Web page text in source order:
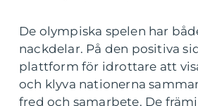
De olympiska spelen har
nackdelar. På den positiva
plattform för idrottare att
och klyva nationerna
fred och samarbete. De